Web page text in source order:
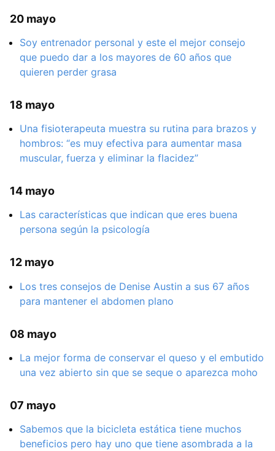
20 mayo
Soy entrenador personal y este el mejor consejo
que puedo dar a los mayores de 60 años que
quieren perder grasa
18 mayo
Una fisioterapeuta muestra su rutina para brazos y
hombros: “es muy efectiva para aumentar masa
muscular, fuerza y eliminar la flacidez”
14 mayo
Las características que indican que eres buena
persona según la psicología
12 mayo
Los tres consejos de Denise Austin a sus 67 años
para mantener el abdomen plano
08 mayo
La mejor forma de conservar el queso y el embutido
una vez abierto sin que se seque o aparezca moho
07 mayo
Sabemos que la bicicleta estática tiene muchos
beneficios pero hay uno que tiene asombrada a la